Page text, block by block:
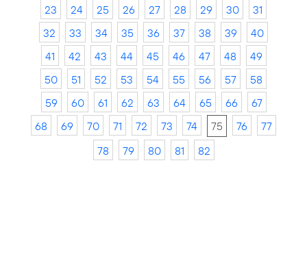
23
24 25 26 27 28 29 30
31
32
33 34 35 36 37 38 39
40
41
42 43 44 45 46 47 48
49
50
51 52 53 54 55 56 57
58
59
60 61 62 63 64 65 66
67
68
69 70 71 72 73 74 75 76
77
78
79 80 81 82